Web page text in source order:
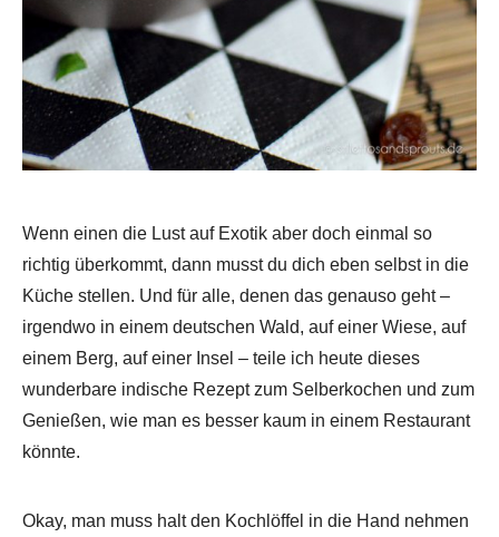
Wenn einen die Lust auf Exotik aber doch einmal so
richtig überkommt, dann musst du dich eben selbst in die
Küche stellen. Und für alle, denen das genauso geht –
irgendwo in einem deutschen Wald, auf einer Wiese, auf
einem Berg, auf einer Insel – teile ich heute dieses
wunderbare indische Rezept zum Selberkochen und zum
Genießen, wie man es besser kaum in einem Restaurant
könnte.
Okay, man muss halt den Kochlöffel in die Hand nehmen